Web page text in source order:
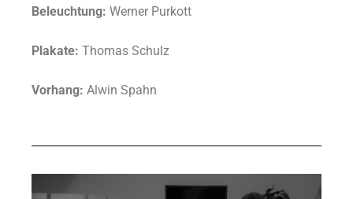
Beleuchtung: Werner Purkott
Plakate: Thomas Schulz
Vorhang: Alwin Spahn